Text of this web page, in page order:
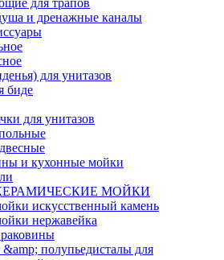
для трапов
и дренажные каналы
для унитазов
биде
для унитазов
и кухонные мойки
КЕРАМИЧЕСКИЕ МОЙКИ
искусственный камень
нержавейка
полупьедисталы для